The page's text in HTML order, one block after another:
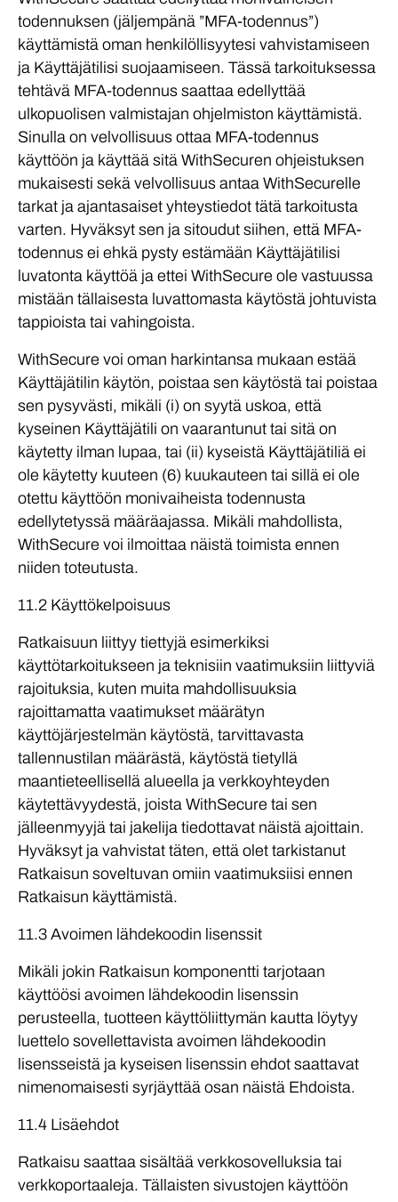
todennuksen (jäljempänä ”MFA-todennus”)
käyttämistä oman henkilöllisyytesi vahvistamiseen
ja Käyttäjätilisi suojaamiseen. Tässä tarkoituksessa
tehtävä MFA-todennus saattaa edellyttää
ulkopuolisen valmistajan ohjelmiston käyttämistä.
Sinulla on velvollisuus ottaa MFA-todennus
käyttöön ja käyttää sitä WithSecuren ohjeistuksen
mukaisesti sekä velvollisuus antaa WithSecurelle
tarkat ja ajantasaiset yhteystiedot tätä tarkoitusta
varten. Hyväksyt sen ja sitoudut siihen, että MFA-
todennus ei ehkä pysty estämään Käyttäjätilisi
luvatonta käyttöä ja ettei WithSecure ole vastuussa
mistään tällaisesta luvattomasta käytöstä johtuvista
tappioista tai vahingoista.
WithSecure voi oman harkintansa mukaan estää
Käyttäjätilin käytön, poistaa sen käytöstä tai poistaa
sen pysyvästi, mikäli (i) on syytä uskoa, että
kyseinen Käyttäjätili on vaarantunut tai sitä on
käytetty ilman lupaa, tai (ii) kyseistä Käyttäjätiliä ei
ole käytetty kuuteen (6) kuukauteen tai sillä ei ole
otettu käyttöön monivaiheista todennusta
edellytetyssä määräajassa. Mikäli mahdollista,
WithSecure voi ilmoittaa näistä toimista ennen
niiden toteutusta.
11.2 Käyttökelpoisuus
Ratkaisuun liittyy tiettyjä esimerkiksi
käyttötarkoitukseen ja teknisiin vaatimuksiin liittyviä
rajoituksia, kuten muita mahdollisuuksia
rajoittamatta vaatimukset määrätyn
käyttöjärjestelmän käytöstä, tarvittavasta
tallennustilan määrästä, käytöstä tietyllä
maantieteellisellä alueella ja verkkoyhteyden
käytettävyydestä, joista WithSecure tai sen
jälleenmyyjä tai jakelija tiedottavat näistä ajoittain.
Hyväksyt ja vahvistat täten, että olet tarkistanut
Ratkaisun soveltuvan omiin vaatimuksiisi ennen
Ratkaisun käyttämistä.
11.3 Avoimen lähdekoodin lisenssit
Mikäli jokin Ratkaisun komponentti tarjotaan
käyttöösi avoimen lähdekoodin lisenssin
perusteella, tuotteen käyttöliittymän kautta löytyy
luettelo sovellettavista avoimen lähdekoodin
lisensseistä ja kyseisen lisenssin ehdot saattavat
nimenomaisesti syrjäyttää osan näistä Ehdoista.
11.4 Lisäehdot
Ratkaisu saattaa sisältää verkkosovelluksia tai
verkkoportaaleja. Tällaisten sivustojen käyttöön